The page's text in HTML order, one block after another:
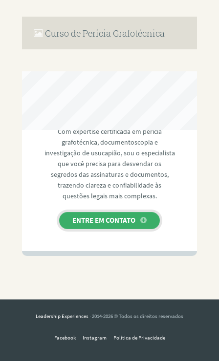
Curso de Perícia Grafotécnica
Com expertise certificada em perícia
grafotécnica, documentoscopia e
investigação de usucapião, sou o especialista
que você precisa para desvendar os
segredos das assinaturas e documentos,
trazendo clareza e confiabilidade às
questões legais mais complexas.
ENTRE EM CONTATO
Leadership Experiences · 2014-2026 © Todos os direitos reservados
Facebook Instagram Política de Privacidade